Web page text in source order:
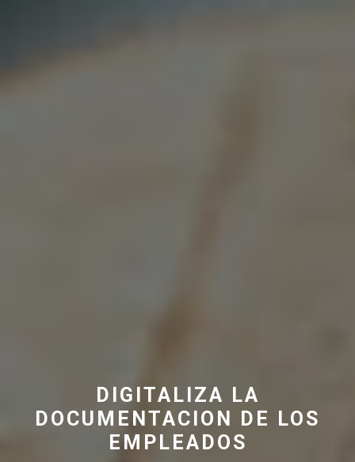
DIGITALIZA LA
DOCUMENTACION DE LOS
EMPLEADOS